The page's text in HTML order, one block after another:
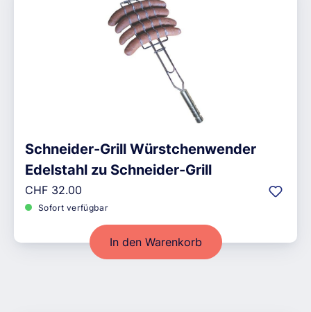
Schneider-Grill Würstchenwender
Edelstahl zu Schneider-Grill
Regulärer Preis:
CHF 32.00
Sofort verfügbar
In den Warenkorb